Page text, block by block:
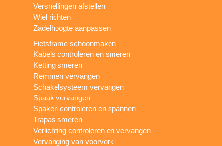
Versnellingen afstellen
Wiel richten
Zadelhoogte aanpassen
Fietsframe schoonmaken
Kabels controleren en smeren
Ketting smeren
Remmen vervangen
Schakelsysteem vervangen
Spaak vervangen
Spaken controleren en spannen
Trapas smeren
Verlichting controleren en vervangen
Vervanging van voorvork